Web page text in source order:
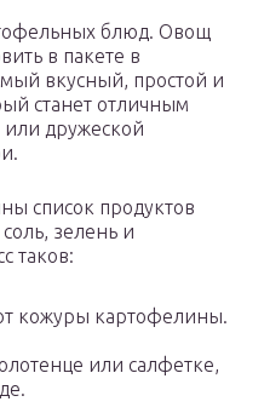
блюд. Овощ
в пакете в
вкусный, простой и
станет отличным
дружеской
список продуктов
зелень и
таков:
кожуры картофелины.
или салфетке,